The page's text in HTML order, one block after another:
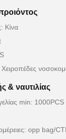
Κίνα
& ναυτιλίας
min: 1000PCS
opp bag/